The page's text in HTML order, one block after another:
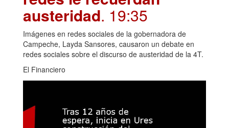
austeridad. 19:35
Imágenes en redes sociales de la gobernadora de
Campeche, Layda Sansores, causaron un debate en
redes sociales sobre el discurso de austeridad de la 4T.
El Financiero